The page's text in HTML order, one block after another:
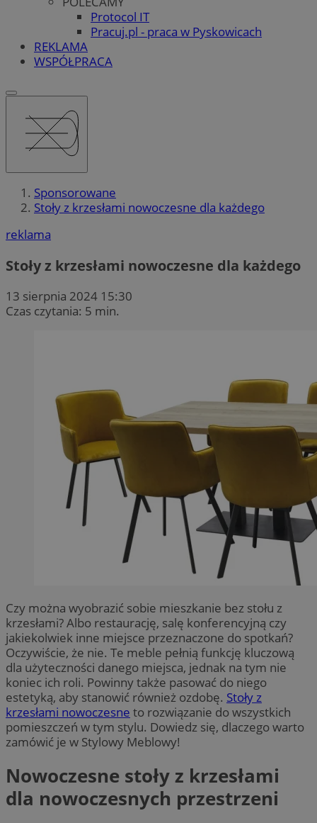
Protocol IT
Pracuj.pl - praca w Pyskowicach
REKLAMA
WSPÓŁPRACA
Sponsorowane
Stoły z krzesłami nowoczesne dla każdego
reklama
Stoły z krzesłami nowoczesne dla każdego
13 sierpnia 2024 15:30
Czas czytania: 5 min.
Czy można wyobrazić sobie mieszkanie bez stołu z
krzesłami? Albo restaurację, salę konferencyjną czy
jakiekolwiek inne miejsce przeznaczone do spotkań?
Oczywiście, że nie. Te meble pełnią funkcję kluczową
dla użyteczności danego miejsca, jednak na tym nie
koniec ich roli. Powinny także pasować do niego
estetyką, aby stanowić również ozdobę. Stoły z
krzesłami nowoczesne to rozwiązanie do wszystkich
pomieszczeń w tym stylu. Dowiedz się, dlaczego warto
zamówić je w Stylowy Meblowy!
Nowoczesne stoły z krzesłami
dla nowoczesnych przestrzeni